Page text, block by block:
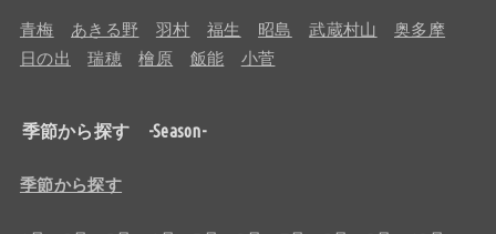
青梅 あきる野 羽村 福生 昭島 武蔵村山
奥多摩
日の出
瑞穂 檜原 飯能 小菅
季節から探す -Season-
季節から探す